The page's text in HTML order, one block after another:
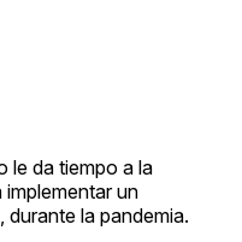
le da tiempo a la
un
la pandemia.